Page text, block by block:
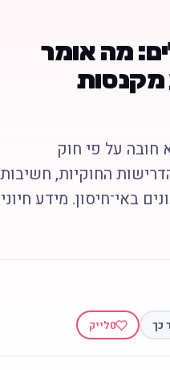
מה אומר
מקנסות
על פי חוק
החוקיות, חשיבות
באי־חיסון. מידע חיוני
0לייק